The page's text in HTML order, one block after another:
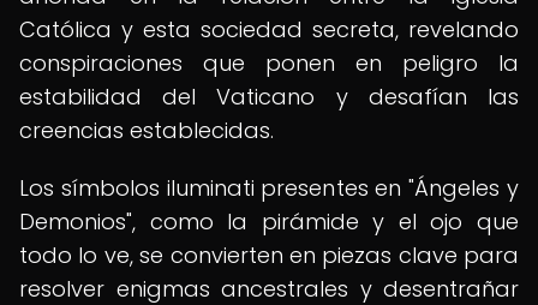
Católica y esta sociedad secreta, revelando
conspiraciones que ponen en peligro la
estabilidad del Vaticano y desafían las
creencias establecidas.
Los símbolos iluminati presentes en "Ángeles y
Demonios", como la pirámide y el ojo que
todo lo ve, se convierten en piezas clave para
resolver enigmas ancestrales y desentrañar